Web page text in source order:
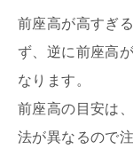
前座高が高すぎ
ず、逆に前座高
なります。
前座高の目安は
法が異なるので